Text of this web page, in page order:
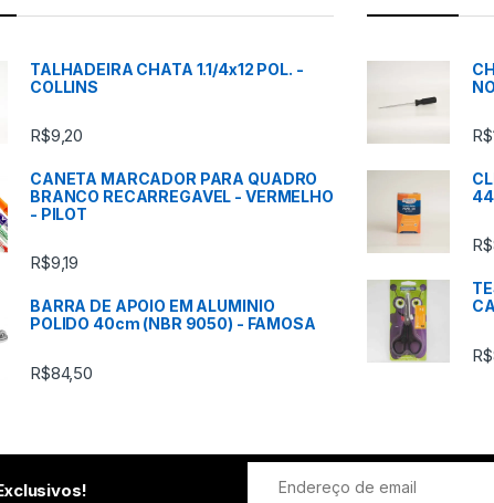
TALHADEIRA CHATA 1.1/4x12 POL. -
COLLINS
R$9,20
CANETA MARCADOR PARA QUADRO
BRANCO RECARREGAVEL - VERMELHO
- PILOT
R$9,19
BARRA DE APOIO EM ALUMINIO
POLIDO 40cm (NBR 9050) - FAMOSA
R$84,50
R$
R$
R$